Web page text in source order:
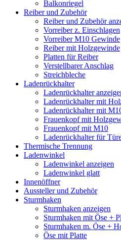
Balkonriegel
Reiber und Zubehör
Reiber und Zubehör
Vorreiber z. Einschlagen
Vorreiber M10 Gewinde
Reiber mit Holzgewinde
Platten für Reiber
Verstellbarer Anschlag
Streichbleche
Ladenrückhalter
Ladenrückhalter
Ladenrückhalter mit
Ladenrückhalter mit
Frauenkopf mit
Frauenkopf mit M10
Ladenrückhalter für
Thermische Trennung
Ladenwinkel
Ladenwinkel anzeigen
Ladenwinkel glatt
Innenöffner
Aussteller und Zubehör
Sturmhaken
Sturmhaken anzeigen
Sturmhaken mit Öse +
Sturmhaken m. Öse +
Öse mit Platte